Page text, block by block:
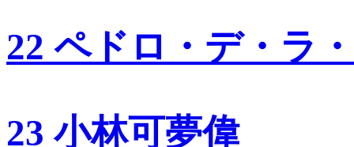
22 ペドロ・デ・ラ
23 小林可夢偉